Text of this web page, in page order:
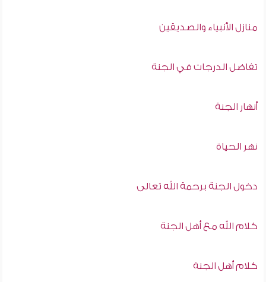
منازل الأنبياء والصديقين
تفاضل الدرجات في الجنة
أنهار الجنة
نهر الحياة
دخول الجنة برحمة الله تعالى
كلام الله مع أهل الجنة
كلام أهل الجنة